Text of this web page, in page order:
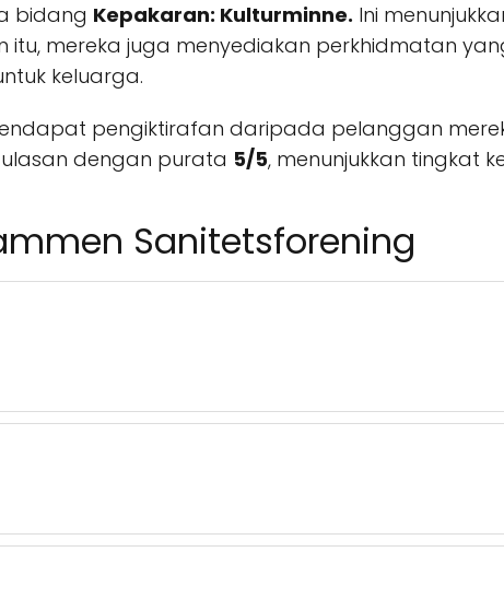
bidang Kepakaran: Kulturminne. Ini
mereka juga menyediakan perkhidmatan
keluarga.
pengiktirafan daripada pelanggan
ulasan dengan purata 5/5, menunjukkan tingkat
Sanitetsforening